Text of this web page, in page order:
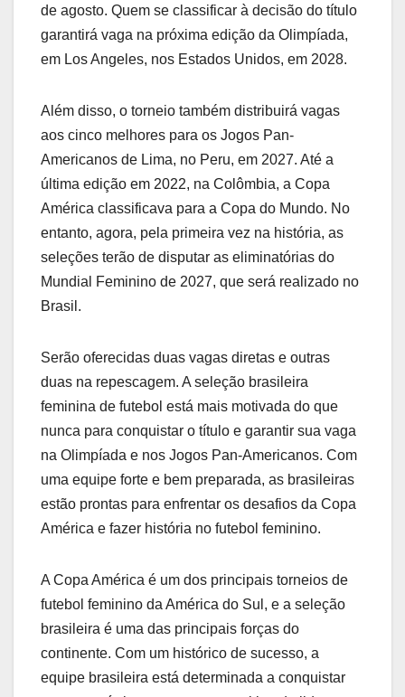
de agosto. Quem se classificar à decisão do título
garantirá vaga na próxima edição da Olimpíada,
em Los Angeles, nos Estados Unidos, em 2028.
Além disso, o torneio também distribuirá vagas
aos cinco melhores para os Jogos Pan-
Americanos de Lima, no Peru, em 2027. Até a
última edição em 2022, na Colômbia, a Copa
América classificava para a Copa do Mundo. No
entanto, agora, pela primeira vez na história, as
seleções terão de disputar as eliminatórias do
Mundial Feminino de 2027, que será realizado no
Brasil.
Serão oferecidas duas vagas diretas e outras
duas na repescagem. A seleção brasileira
feminina de futebol está mais motivada do que
nunca para conquistar o título e garantir sua vaga
na Olimpíada e nos Jogos Pan-Americanos. Com
uma equipe forte e bem preparada, as brasileiras
estão prontas para enfrentar os desafios da Copa
América e fazer história no futebol feminino.
A Copa América é um dos principais torneios de
futebol feminino da América do Sul, e a seleção
brasileira é uma das principais forças do
continente. Com um histórico de sucesso, a
equipe brasileira está determinada a conquistar